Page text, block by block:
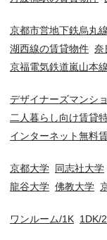
京都市営地下鉄烏丸
湖西線の賃貸物件 奈
京福電気鉄道嵐山本
デザイナーズマンシ
二人暮らし向け賃貸
インターネット無料
京都大学 同志社大学
龍谷大学 佛教大学
ワンルーム/1K 1DK/